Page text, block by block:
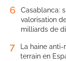
6
Casablanca:
valorisation
milliards de
7
La haine
terrain en